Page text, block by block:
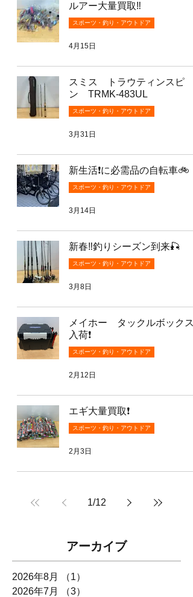
ルアー大量買取‼️
スポーツ・釣り・アウトドア
4月15日
スミス トラウティンスピ
ン TRMK-483UL
スポーツ・釣り・アウトドア
3月31日
新生活❗️に必需品の自転車🚲
スポーツ・釣り・アウトドア
3月14日
新春‼️釣りシーズン到来🎣
スポーツ・釣り・アウトドア
3月8日
メイホー タックルボックス
入荷❗️
スポーツ・釣り・アウトドア
2月12日
エギ大量買取❗️
スポーツ・釣り・アウトドア
2月3日
1/12
アーカイブ
2026年8月 （1）
2026年7月
（3）